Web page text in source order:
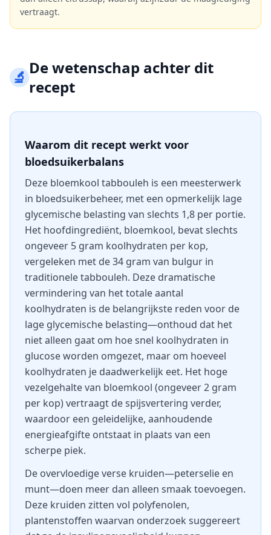
vertraagt.
🔬De wetenschap achter dit
recept
Waarom dit recept werkt voor
bloedsuikerbalans
Deze bloemkool tabbouleh is een meesterwerk
in bloedsuikerbeheer, met een opmerkelijk lage
glycemische belasting van slechts 1,8 per portie.
Het hoofdingrediënt, bloemkool, bevat slechts
ongeveer 5 gram koolhydraten per kop,
vergeleken met de 34 gram van bulgur in
traditionele tabbouleh. Deze dramatische
vermindering van het totale aantal
koolhydraten is de belangrijkste reden voor de
lage glycemische belasting—onthoud dat het
niet alleen gaat om hoe snel koolhydraten in
glucose worden omgezet, maar om hoeveel
koolhydraten je daadwerkelijk eet. Het hoge
vezelgehalte van bloemkool (ongeveer 2 gram
per kop) vertraagt de spijsvertering verder,
waardoor een geleidelijke, aanhoudende
energieafgifte ontstaat in plaats van een
scherpe piek.
De overvloedige verse kruiden—peterselie en
munt—doen meer dan alleen smaak toevoegen.
Deze kruiden zitten vol polyfenolen,
plantenstoffen waarvan onderzoek suggereert